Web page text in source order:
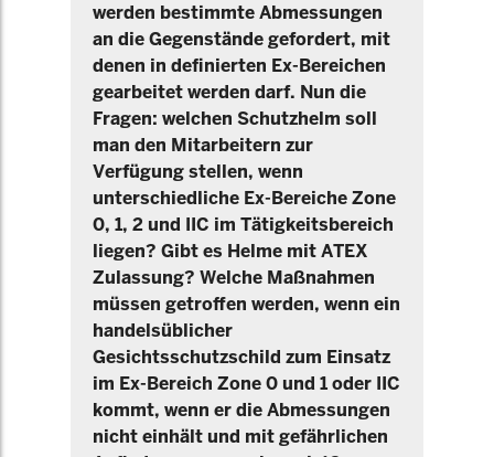
werden bestimmte Abmessungen
an die Gegenstände gefordert, mit
denen in definierten Ex-Bereichen
gearbeitet werden darf. Nun die
Fragen: welchen Schutzhelm soll
man den Mitarbeitern zur
Verfügung stellen, wenn
unterschiedliche Ex-Bereiche Zone
0, 1, 2 und IIC im Tätigkeitsbereich
liegen? Gibt es Helme mit ATEX
Zulassung? Welche Maßnahmen
müssen getroffen werden, wenn ein
handelsüblicher
Gesichtsschutzschild zum Einsatz
im Ex-Bereich Zone 0 und 1 oder IIC
kommt, wenn er die Abmessungen
nicht einhält und mit gefährlichen